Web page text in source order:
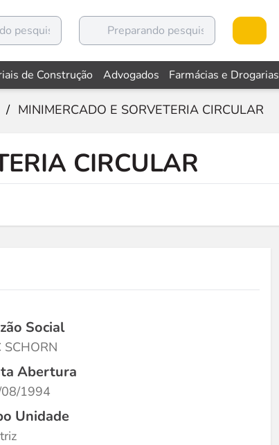
de Construção Advogados Farmácias e Drogarias
/ MINIMERCADO E SORVETERIA CIRCULAR
CIRCULAR
Social
SCHORN
Abertura
1994
Unidade